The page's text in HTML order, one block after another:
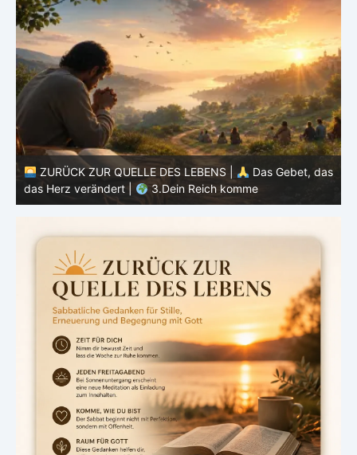
ZURÜCK ZUR QUELLE DES LEBENS |
Das Gebet, das
das Herz verändert |
3.Dein Reich komme